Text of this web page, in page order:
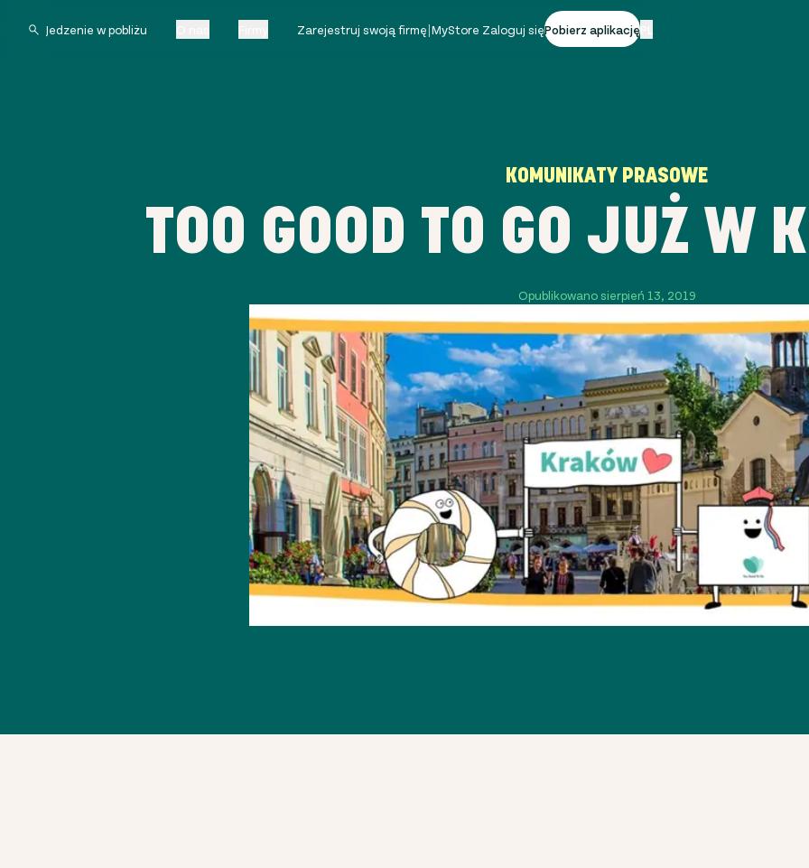
Zarejestruj swoją firmę|MyStore Zaloguj sięPobierz aplikację
KOMUNIKATY PRASOWE
TOO GOOD TO GO JUŻ W
Opublikowano sierpień 13, 2019